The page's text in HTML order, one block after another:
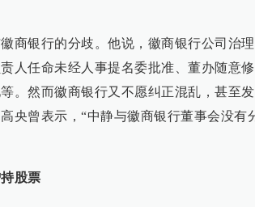
商银行的分歧。他说，徽商银行公司治
人任命未经人事提名委批准、董办随意
。然而徽商银行又不愿纠正混乱，甚至
央曾表示，“中静与徽商银行董事会没有
股票